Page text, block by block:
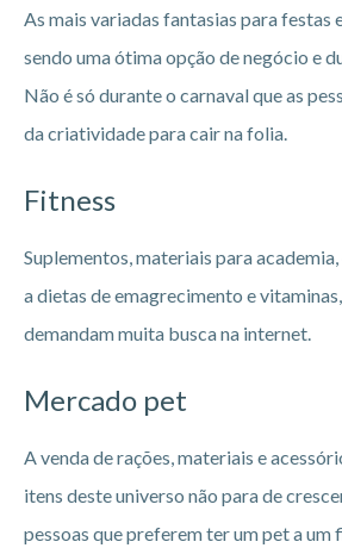
As mais variadas fantasias para festas
sendo uma ótima opção de negócio e
Não é só durante o carnaval que as
da criatividade para cair na folia.
Fitness
Suplementos, materiais para
a dietas de emagrecimento e
demandam muita busca na internet.
Mercado pet
A venda de rações, materiais e
itens deste universo não para de
pessoas que preferem ter um pet a um